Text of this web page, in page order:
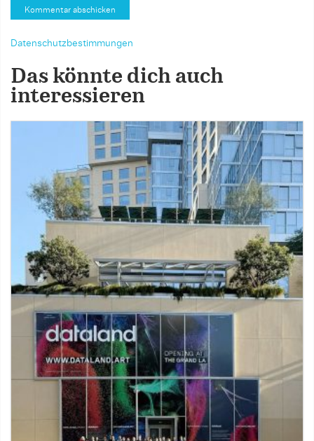
Datenschutzbestimmungen
Das könnte dich auch
interessieren